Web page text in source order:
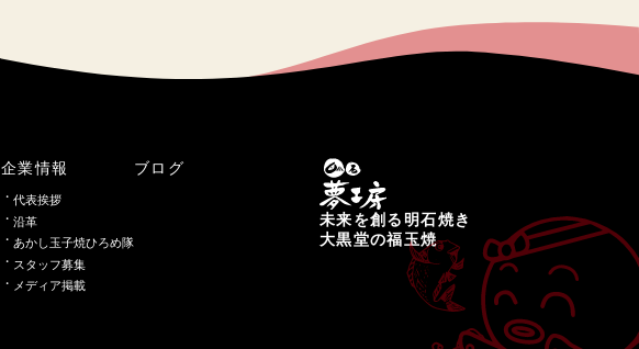
未来を創る明石焼き
大黒堂の福玉焼
企業情報
代表挨拶
沿革
あかし玉子焼ひろめ隊
スタッフ募集
メディア掲載
ブログ